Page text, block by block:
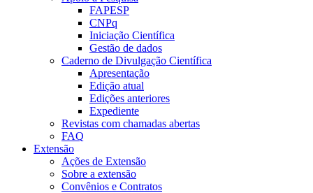
FAPESP
CNPq
Iniciação Científica
Gestão de dados
Caderno de Divulgação Científica
Apresentação
Edição atual
Edições anteriores
Expediente
Revistas com chamadas abertas
FAQ
Extensão
Ações de Extensão
Sobre a extensão
Convênios e Contratos